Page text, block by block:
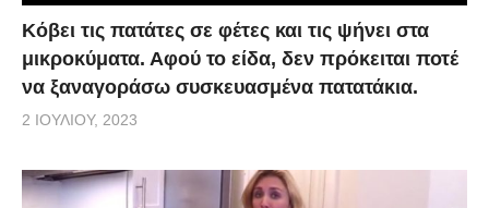
Κόβει τις πατάτες σε φέτες και τις ψήνει στα
μικροκύματα. Αφού το είδα, δεν πρόκειται ποτέ
να ξαναγοράσω συσκευασμένα πατατάκια.
2 ΙΟΥΛΊΟΥ, 2023